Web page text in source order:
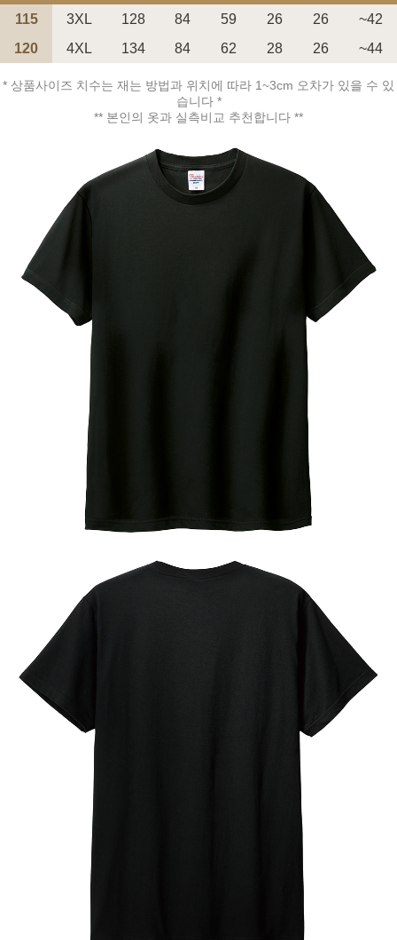
페이코 ID로 페
PAYCO 바로구매
115 3XL 128 84 59 26 26
~42
120
4XL 134 84 62 28 26 ~44
* 상품사이즈 치수는 재는 방법과 위치에 따라 1~3cm 오차가 있을 수 있
습니다 *
** 본인의 옷과 실측비교 추천합니다 **